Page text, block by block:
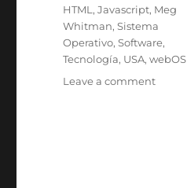
HTML ,Javascript, Meg
Whitman,Sistema
Operativo,Software,
Tecnología, USA,webOS
Leave a commenton